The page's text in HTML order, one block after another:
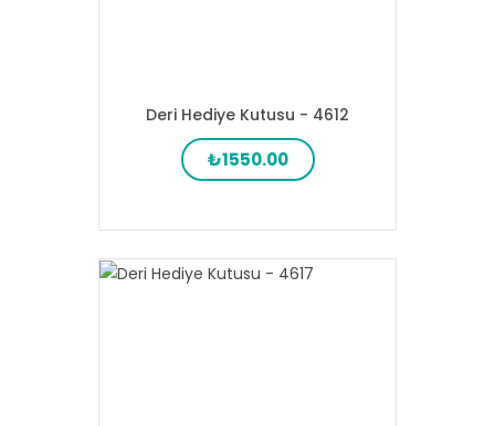
Deri Hediye Kutusu - 4612
₺1550.00